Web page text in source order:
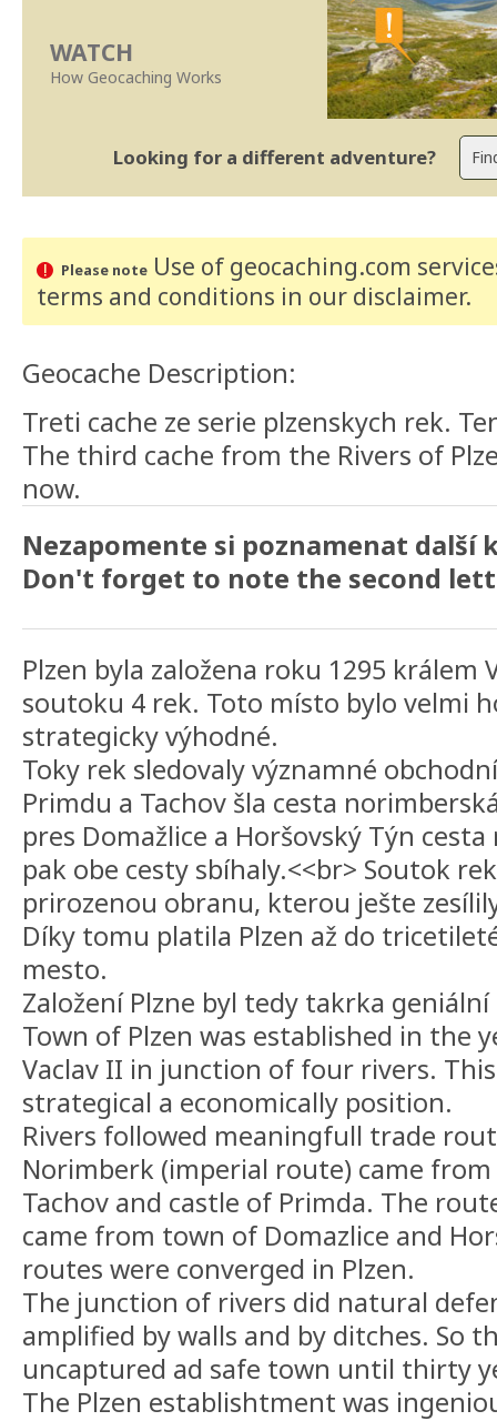
WATCH
How Geocaching Works
Looking for a different adventure?
Please noteUse of geocaching.com
terms and conditions in our disclaimer.
Geocache Description:
Treti cache ze serie plzenskych rek.
The third cache from the Rivers of
now.
Nezapomente si poznamenat další
Don't forget to note the second
Plzen byla založena roku 1295 králem
soutoku 4 rek. Toto místo bylo velmi
strategicky výhodné.
Toky rek sledovaly významné
Primdu a Tachov šla cesta
pres Domažlice a Horšovský Týn cesta
pak obe cesty sbíhaly.<<br> Soutok
prirozenou obranu, kterou ješte
Díky tomu platila Plzen až do
mesto.
Založení Plzne byl tedy takrka
Town of Plzen was established in the
Vaclav II in junction of four rivers.
strategical a economically position.
Rivers followed meaningfull trade
Norimberk (imperial route) came
Tachov and castle of Primda. The
came from town of Domazlice and
routes were converged in Plzen.
The junction of rivers did natural
amplified by walls and by ditches. So
uncaptured ad safe town until thirty
The Plzen establishtment was